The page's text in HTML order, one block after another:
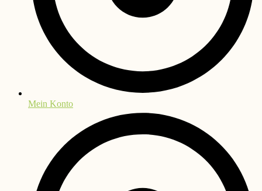
Mein Konto